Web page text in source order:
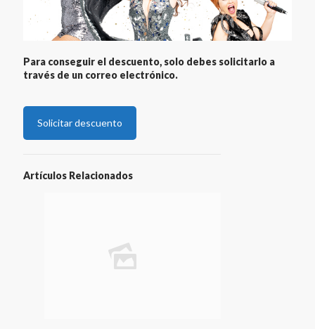
Para conseguir el descuento, solo debes solicitarlo a
través de un correo electrónico.
Solicitar descuento
Artículos Relacionados